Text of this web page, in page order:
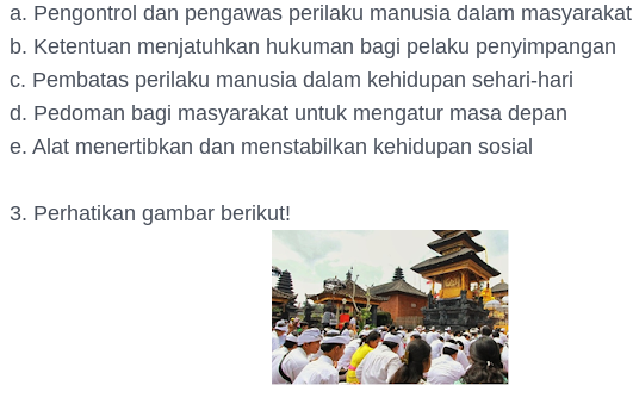
a. Pengontrol dan pengawas perilaku manusia dalam masyarakat
b. Ketentuan menjatuhkan hukuman bagi pelaku penyimpangan
c. Pembatas perilaku manusia dalam kehidupan sehari-hari
d. Pedoman bagi masyarakat untuk mengatur masa depan
e. Alat menertibkan dan menstabilkan kehidupan sosial
3. Perhatikan gambar berikut!